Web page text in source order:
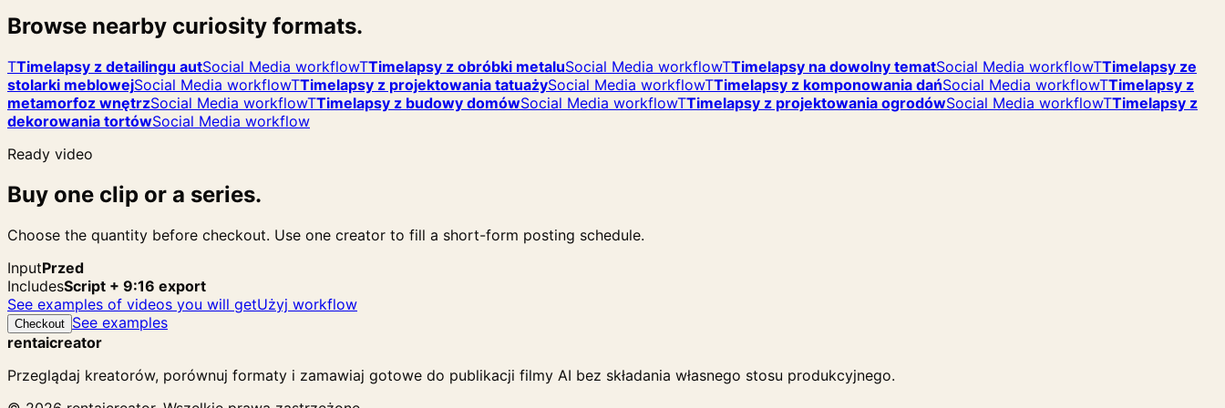
Browse nearby curiosity formats.
TTimelapsy z detailingu autSocial Media workflowTTimelapsy z obróbki metaluSocial Media workflowTTimelapsy na dowolny tematSocial Media workflowTTimelapsy ze
stolarki meblowejSocial Media workflowTTimelapsy z projektowania tatuażySocial Media workflowTTimelapsy z komponowania dańSocial Media workflowTTimelapsy z
metamorfoz wnętrzSocial Media workflowTTimelapsy z budowy domówSocial Media workflowTTimelapsy z projektowania ogrodówSocial Media workflowTTimelapsy z
dekorowania tortówSocial Media workflow
Ready video
Buy one clip or a series.
Choose the quantity before checkout. Use one creator to fill a short-form posting schedule.
InputPrzed
IncludesScript + 9:16 export
See examples of videos you will getUżyj workflow
Checkout See examples
rentaicreator
Przeglądaj kreatorów, porównuj formaty i zamawiaj gotowe do publikacji filmy AI bez składania własnego stosu produkcyjnego.